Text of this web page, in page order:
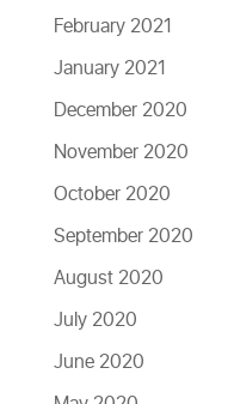
February 2021
January 2021
December 2020
November 2020
October 2020
September 2020
August 2020
July 2020
June 2020